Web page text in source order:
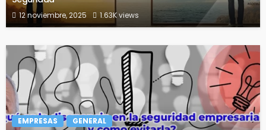
12 noviembre, 2025 1.63K views
EMPRESAS GENERAL